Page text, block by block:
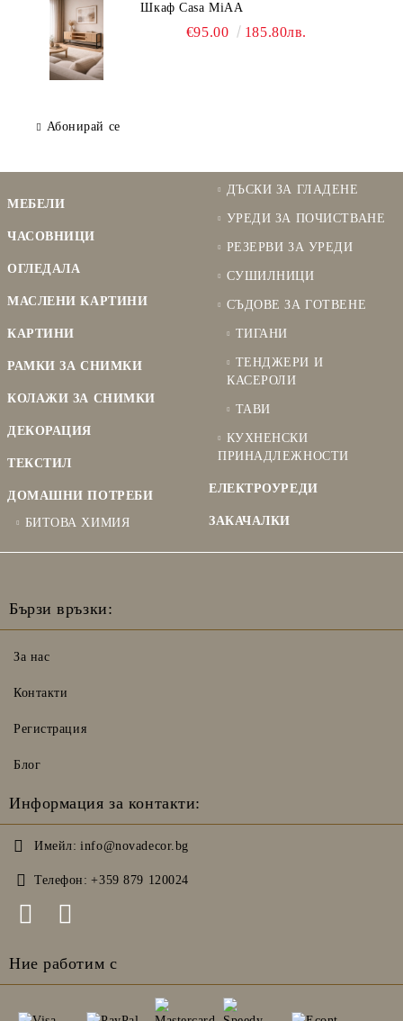
Шкаф Casa MiAA
€95.00 185.80лв.
Абонирай се
МЕБЕЛИ
ЧАСОВНИЦИ
ОГЛЕДАЛА
МАСЛЕНИ КАРТИНИ
КАРТИНИ
РАМКИ ЗА СНИМКИ
КОЛАЖИ ЗА СНИМКИ
ДЕКОРАЦИЯ
ТЕКСТИЛ
ДОМАШНИ ПОТРЕБИ
БИТОВА ХИМИЯ
ДЪСКИ ЗА ГЛАДЕНЕ
УРЕДИ ЗА ПОЧИСТВАНЕ
РЕЗЕРВИ ЗА УРЕДИ
СУШИЛНИЦИ
СЪДОВЕ ЗА ГОТВЕНЕ
ТИГАНИ
ТЕНДЖЕРИ И
КАСЕРОЛИ
ТАВИ
КУХНЕНСКИ
ПРИНАДЛЕЖНОСТИ
ЕЛЕКТРОУРЕДИ
ЗАКАЧАЛКИ
Бързи връзки:
За нас
Контакти
Регистрация
Блог
Информация за контакти:
Имейл: info@novadecor.bg
Телефон: +359 879 120024
Ние работим с